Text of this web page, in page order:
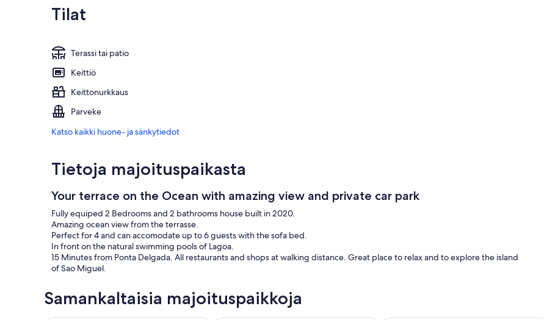
Tilat
Terassi tai patio
Keittiö
Keittonurkkaus
Parveke
Katso kaikki huone- ja sänkytiedot
Tietoja majoituspaikasta
Your terrace on the Ocean with amazing view and private car park
Fully equiped 2 Bedrooms and 2 bathrooms house built in 2020.
Amazing ocean view from the terrasse.
Perfect for 4 and can accomodate up to 6 guests with the sofa bed.
In front on the natural swimming pools of Lagoa.
15 Minutes from Ponta Delgada. All restaurants and shops at walking distance. Great place to relax and to explore the island
of Sao Miguel.
Samankaltaisia majoituspaikkoja